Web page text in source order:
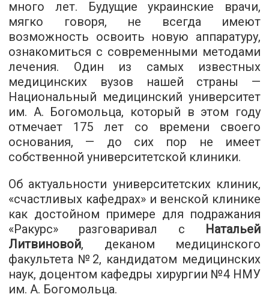
много лет. Будущие украинские врачи,
мягко говоря, не всегда имеют
возможность освоить новую аппаратуру,
ознакомиться с современными методами
лечения. Один из самых известных
медицинских вузов нашей страны —
Национальный медицинский университет
им. А. Богомольца, который в этом году
отмечает 175 лет со времени своего
основания, — до сих пор не имеет
собственной университетской клиники.
Об актуальности университетских клиник,
«счастливых кафедрах» и венской клинике
как достойном примере для подражания
«Ракурс» разговаривал с Натальей
Литвиновой, деканом медицинского
факультета №2, кандидатом медицинских
наук, доцентом кафедры хирургии №4 НМУ
им. А. Богомольца.